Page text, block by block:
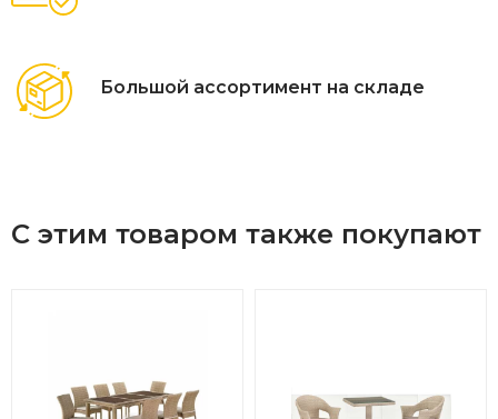
Большой ассортимент на складе
С этим товаром также покупают